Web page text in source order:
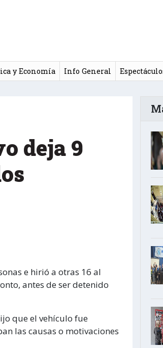
y Economía Info General
deja 9
e hirió a otras 16 al
antes de ser detenido
que el vehículo fue
las causas o motivaciones